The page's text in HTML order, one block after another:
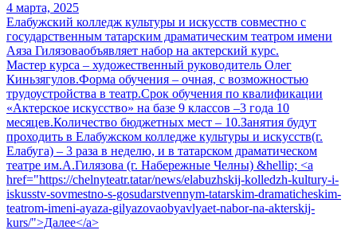
4 марта, 2025
Елабужский колледж культуры и искусств совместно с
государственным татарским драматическим театром имени
Аяза Гилязоваобъявляет набор на актерский курс.
Мастер курса – художественный руководитель Олег
Киньзягулов.Форма обучения – очная, с возможностью
трудоустройства в театр.Срок обучения по квалификации
«Актерское искусство» на базе 9 классов –3 года 10
месяцев.Количество бюджетных мест – 10.Занятия будут
проходить в Елабужском колледже культуры и искусств(г.
Елабуга) – 3 раза в неделю, и в татарском драматическом
театре им.А.Гилязова (г. Набережные Челны) &hellip; <a
href="https://chelnyteatr.tatar/news/elabuzhskij-kolledzh-kultury-i-
iskusstv-sovmestno-s-gosudarstvennym-tatarskim-dramaticheskim-
teatrom-imeni-ayaza-gilyazovaobyavlyaet-nabor-na-akterskij-
kurs/">Далее</a>